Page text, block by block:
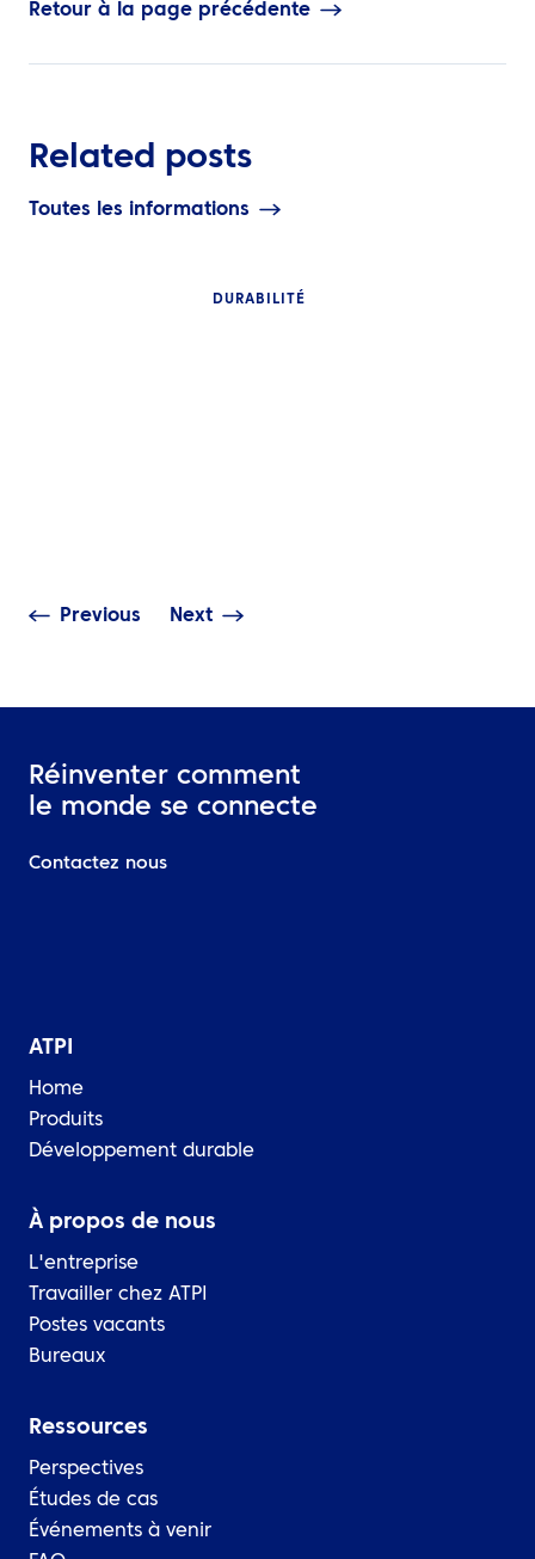
Retour à la page précédente
Related posts
Toutes les informations
DURABILITÉ
Previous Next
Réinventer comment
le monde se connecte
Contactez nous
ATPI
Home
Produits
Développement durable
À propos de nous
L'entreprise
Travailler chez ATPI
Postes vacants
Bureaux
Ressources
Perspectives
Études de cas
Événements à venir